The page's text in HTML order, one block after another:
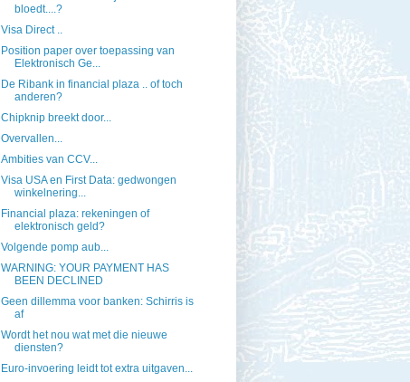
bloedt....?
Visa Direct ..
Position paper over toepassing van
Elektronisch Ge...
De Ribank in financial plaza .. of toch
anderen?
Chipknip breekt door...
Overvallen...
Ambities van CCV...
Visa USA en First Data: gedwongen
winkelnering...
Financial plaza: rekeningen of
elektronisch geld?
Volgende pomp aub...
WARNING: YOUR PAYMENT HAS
BEEN DECLINED
Geen dillemma voor banken: Schirris is
af
Wordt het nou wat met die nieuwe
diensten?
Euro-invoering leidt tot extra uitgaven...